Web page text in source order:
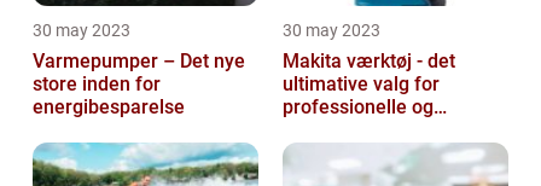
30 may 2023
Varmepumper – Det nye
store inden for
energibesparelse
30 may 2023
Makita værktøj - det
ultimative valg for
professionelle og
selv'ere